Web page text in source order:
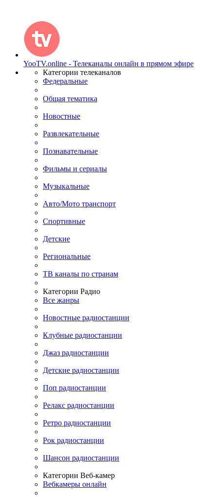
YooTV.online - Телеканалы онлайн в прямом эфире
Категории телеканалов
Федеральные
Общая тематика
Новостные
Развлекательные
Познавательные
Фильмы и сериалы
Музыкальные
Авто/Мото транспорт
Спортивные
Детские
Региональные
ТВ каналы по странам
Категории Радио
Все жанры
Новостные радиостанции
Клубные радиостанции
Джаз радиостанции
Детские радиостанции
Поп радиостанции
Релакс радиостанции
Ретро радиостанции
Рок радиостанции
Шансон радиостанции
Категории Веб-камер
Вебкамеры онлайн